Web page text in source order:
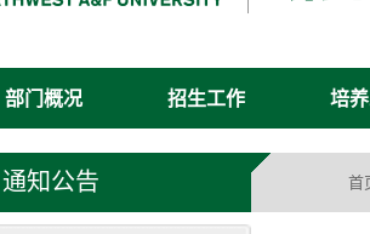
部门概况 招生工作 培
通知公告 首